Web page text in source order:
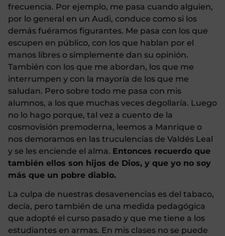
frecuencia. Por ejemplo, me pasa cuando alguien,
por lo general en un Audi, conduce como si los
demás fuéramos figurantes. Me pasa con los que
escupen en público, con los que hablan por el
manos libres o simplemente dan su opinión.
También con los que me abordan, los que me
interrumpen y con la mayoría de los que me
saludan. Pero sobre todo me pasa con mis
alumnos, a los que muchas veces degollaría. Luego
no lo hago porque, tal vez a cuento de la
cosmovisión premoderna, leemos a Manrique o
nos demoramos en las truculencias de Valdés Leal
y se les enciende el alma. Entonces recuerdo que
también ellos son hijos de Dios, y que yo no soy
más que un pobre diablo.
La culpa de nuestras desavenencias es del tabaco,
decía, pero también de una medida pedagógica
que adopté el curso pasado y que me tiene a los
estudiantes en armas. En mis clases no se puede